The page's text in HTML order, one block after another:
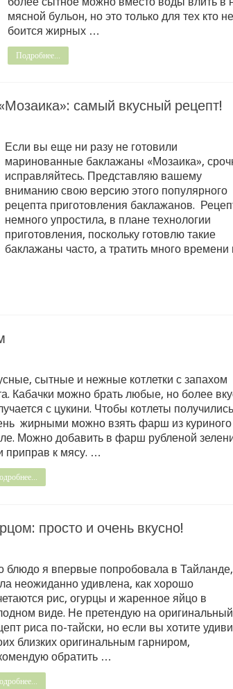
мясной бульон, но это только для тех кто не
боится жирных …
Подробнее...
самый вкусный рецепт!
Если вы еще ни разу не готовили
маринованные баклажаны «Мозаика»,
исправляйтесь. Представляю вашему
вниманию свою версию этого популярного
рецепта приготовления баклажанов.
немного упростила, в плане технологии
приготовления, поскольку готовлю такие
баклажаны часто, а тратить много времени
сытные и нежные котлетки с запахом
Кабачки можно брать любые, но более
с цукини. Чтобы котлеты
жирными можно взять фарш из куриного
Можно добавить в фарш рубленой
приправ к мясу. …
просто и очень вкусно!
блюдо я впервые попробовала в
неожиданно удивлена, как хорошо
рис, огурцы и жаренное яйцо в
виде. Не претендую на оригинальный
риса по-тайски, но если вы хотите
близких оригинальным гарниром,
обратить …